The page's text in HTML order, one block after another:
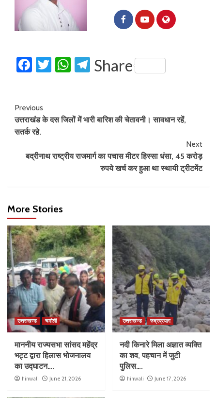
Facebook
Twitter
WhatsApp
Telegram
Share
Previous
उत्तराखंड के दस जिलों में भारी बारिश की चेतावनी। सावधान रहें,
सतर्क रहे.
Next
बद्रीनाथ राष्ट्रीय राजमार्ग का पचास मीटर हिस्सा धंसा, 45 करोड़
रुपये खर्च कर हुआ था स्थायी ट्रीटमेंट
More Stories
उत्तराखण्ड चमोली
माननीय राज्यसभा सांसद महेंद्र
भट्ट द्वारा हिलास भोजनालय
का उद्घाटन….
hinwali June 21, 2026
उत्तराखण्ड रुद्रप्रयाग
नदी किनारे मिला अज्ञात व्यक्ति
का शव, पहचान में जुटी
पुलिस….
hinwali June 17, 2026